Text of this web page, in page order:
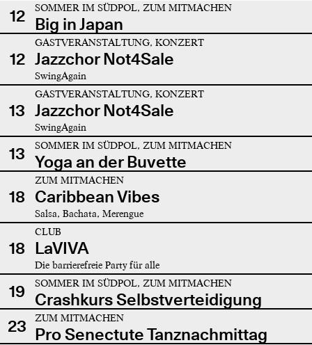
12
SOMMER IM SÜDPOL, ZUM MITMACHEN
Big in Japan
12
GASTVERANSTALTUNG, KONZERT
Jazzchor Not4Sale
SwingAgain
13
GASTVERANSTALTUNG, KONZERT
Jazzchor Not4Sale
SwingAgain
13 SOMMER IM SÜDPOL, ZUM MITMACHEN
Yoga an der Buvette
18
ZUM MITMACHEN
Caribbean Vibes
Salsa, Bachata, Merengue
18
CLUB
LaVIVA
Die barrierefreie Party für alle
19 SOMMER IM SÜDPOL, ZUM MITMACHEN
Crashkurs Selbstverteidigung
23
ZUM MITMACHEN
Pro Senectute Tanznachmittag